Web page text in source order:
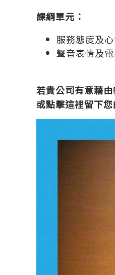
課綱單元：
服務態度及
聲音表情及
若貴公司有意藉
或點擊這裡留下